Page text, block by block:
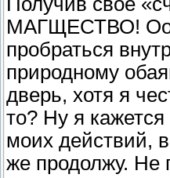
МАГЩЕСТВО!
пробраться
природному
дверь, хотя я
то? Ну я
моих действий,
же продолжу. Не